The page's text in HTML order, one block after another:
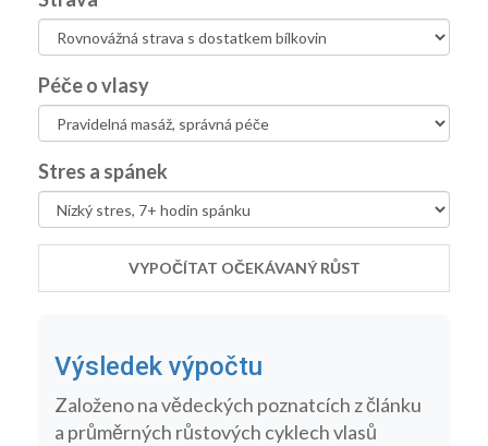
Péče o vlasy
Stres a spánek
VYPOČÍTAT OČEKÁVANÝ RŮST
Výsledek výpočtu
Založeno na vědeckých poznatcích z článku
a průměrných růstových cyklech vlasů